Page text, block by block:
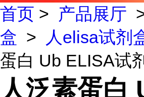
首页 > 产品展厅
盒 > 人elisa试剂
蛋白 Ub ELISA试
人泛素蛋白